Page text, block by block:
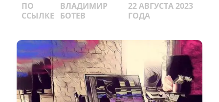
ПО
ССЫЛКЕ
ВЛАДИМИР
БОТЕВ
22 АВГУСТА 2023
ГОДА